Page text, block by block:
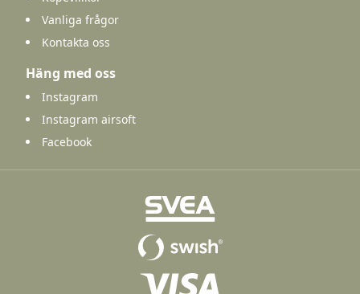
Vanliga frågor
Kontakta oss
Häng med oss
Instagram
Instagram airsoft
Facebook